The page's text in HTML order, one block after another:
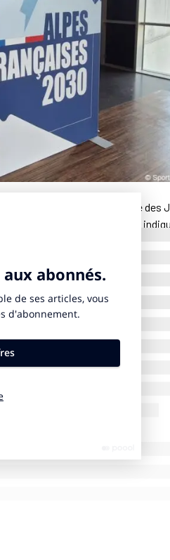
fin des compétitions de glace des
des Jeux (Cojo) a
de ce travail et des échanges
le rapport entre les régions
accueillir un même nombre de
glace. Le COJOP et l’ensemble